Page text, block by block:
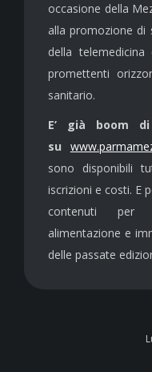
occasione della
alla promozione di
della
promettenti
sanitario.
E’ già boom
su
sono disponibili
iscrizioni e costi. E
contenuti per
alimentazione e
delle passate